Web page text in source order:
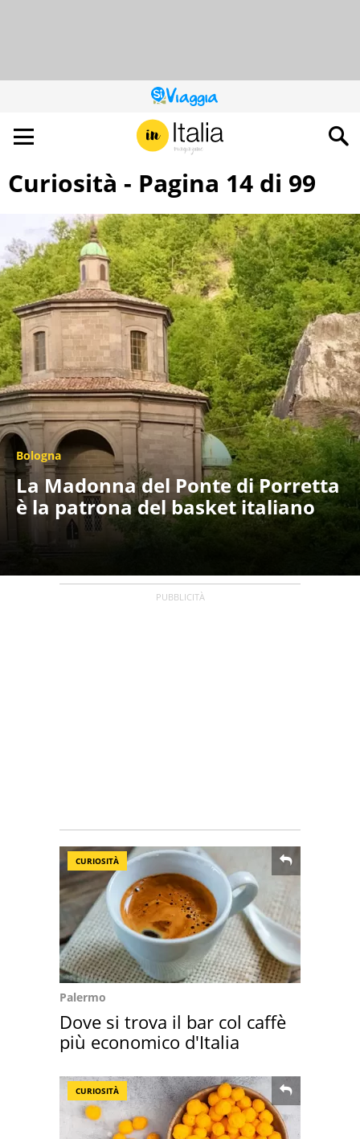
QUESTO
SITO
CONTRIBUISCE
ALL’AUDIENCE
DI
Curiosità - Pagina 14 di 99
Bologna
La Madonna del Ponte di Porretta
è la patrona del basket italiano
CURIOSITÀ
Palermo
Dove si trova il bar col caffè
più economico d'Italia
CURIOSITÀ